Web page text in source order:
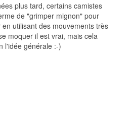
plus tard, certains camistes
de "grimper mignon" pour
utilisant des mouvements très
moquer il est vrai, mais cela
l'idée générale :-)